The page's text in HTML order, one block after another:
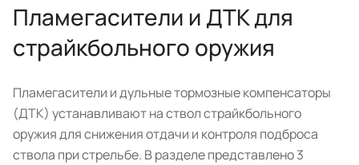
Пламегасители и ДТК для
страйкбольного оружия
Пламегасители и дульные тормозные компенсаторы
(ДТК) устанавливают на ствол страйкбольного
оружия для снижения отдачи и контроля подброса
ствола при стрельбе. В разделе представлено 3